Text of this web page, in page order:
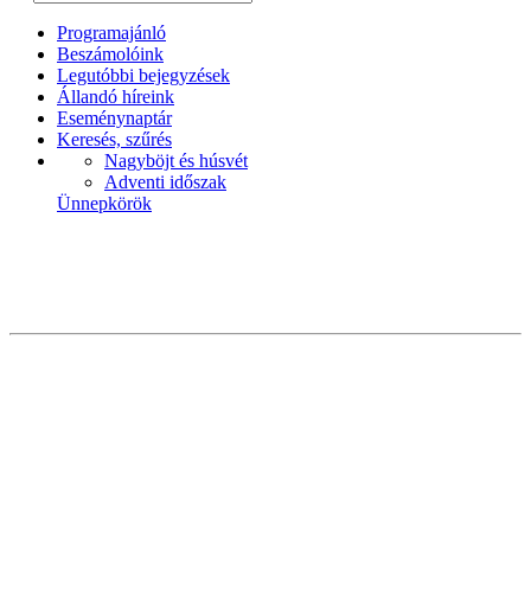
Programajánló
Beszámolóink
Legutóbbi bejegyzések
Állandó híreink
Eseménynaptár
Keresés, szűrés
Nagyböjt és húsvét
Adventi időszak
Ünnepkörök